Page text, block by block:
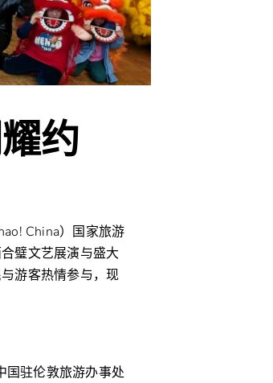
约
China）国家旅游
璧文艺展演与盛大
游客热情参与，现
驻伦敦旅游办事处